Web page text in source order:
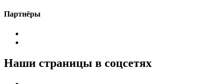
Партнёры
Наши страницы в соцсетях